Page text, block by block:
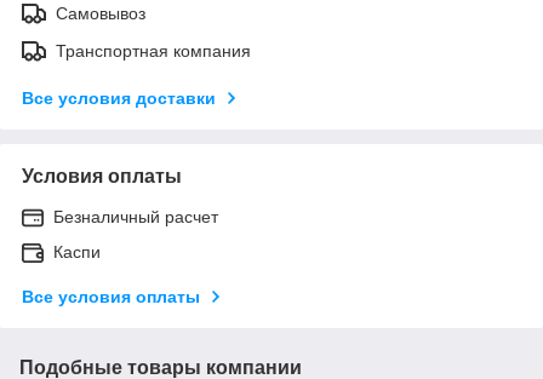
Самовывоз
Транспортная компания
Все условия доставки
Условия оплаты
Безналичный расчет
Каспи
Все условия оплаты
Подобные товары компании